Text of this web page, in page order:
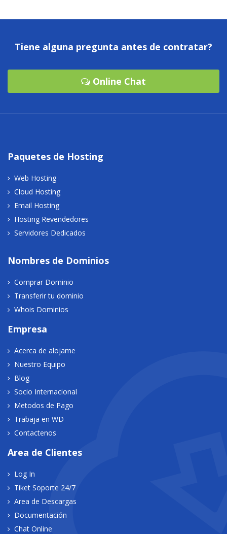
Tiene alguna pregunta antes de contratar?
Online Chat
Paquetes de Hosting
Web Hosting
Cloud Hosting
Email Hosting
Hosting Revendedores
Servidores Dedicados
Nombres de Dominios
Comprar Dominio
Transferir tu dominio
Whois Dominios
Empresa
Acerca de alojame
Nuestro Equipo
Blog
Socio Internacional
Metodos de Pago
Trabaja en WD
Contactenos
Area de Clientes
Log In
Tiket Soporte 24/7
Area de Descargas
Documentación
Chat Online